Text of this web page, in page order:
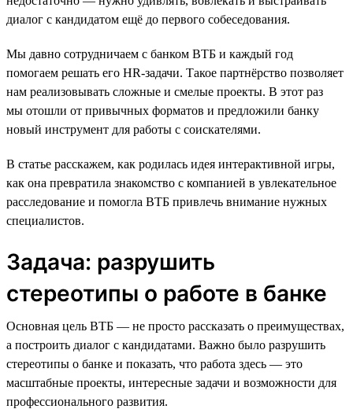
диалог с кандидатом ещё до первого собеседования.
Мы давно сотрудничаем с банком ВТБ и каждый год
помогаем решать его HR-задачи. Такое партнёрство позволяет
нам реализовывать сложные и смелые проекты. В этот раз
мы отошли от привычных форматов и предложили банку
новый инструмент для работы с соискателями.
В статье расскажем, как родилась идея интерактивной игры,
как она превратила знакомство с компанией в увлекательное
расследование и помогла ВТБ привлечь внимание нужных
специалистов.
Задача: разрушить
стереотипы о работе в банке
Основная цель ВТБ — не просто рассказать о преимуществах,
а построить диалог с кандидатами. Важно было разрушить
стереотипы о банке и показать, что работа здесь — это
масштабные проекты, интересные задачи и возможности для
профессионального развития.